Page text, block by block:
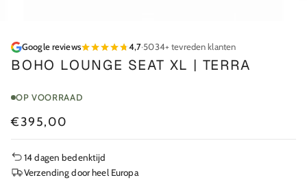
Google reviews 4,7·5034+ tevreden klanten
BOHO LOUNGE SEAT XL | TERRA
OP VOORRAAD
€395,00
14 dagen bedenktijd
Verzending door heel Europa